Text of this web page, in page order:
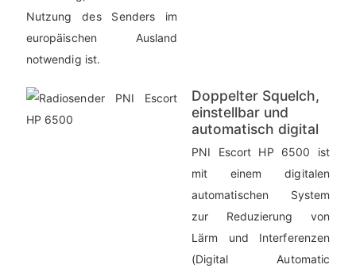
Nutzung des Senders im
europäischen Ausland
notwendig ist.
Doppelter Squelch,
einstellbar und
automatisch digital
PNI Escort HP 6500 ist
mit einem digitalen
automatischen System
zur Reduzierung von
Lärm und Interferenzen
(Digital Automatic